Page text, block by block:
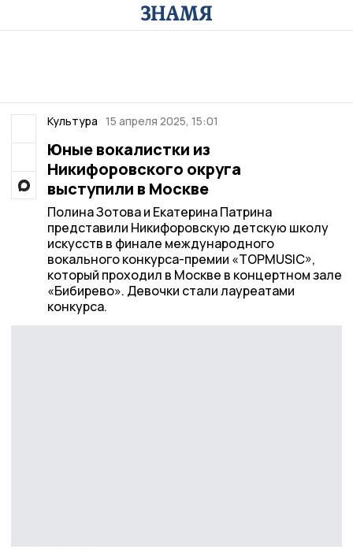
Культура 15 апреля 2025, 15:01
Юные вокалистки из
Никифоровского округа
выступили в Москве
Полина Зотова и Екатерина Патрина
представили Никифоровскую детскую школу
искусств в финале международного
вокального конкурса-премии «TOPMUSIC»,
который проходил в Москве в концертном зале
«Бибирево». Девочки стали лауреатами
конкурса.